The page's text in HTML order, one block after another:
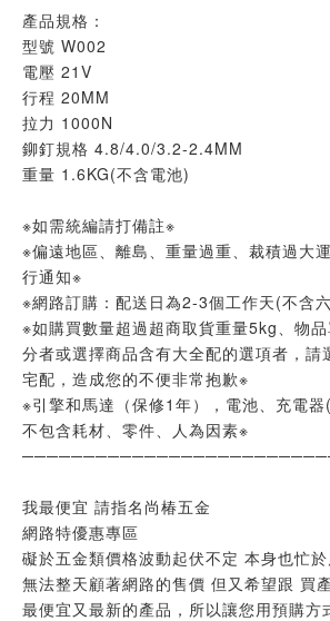
產品規格：
型號 W002
電壓 21V
行程 20MM
拉力 1000N
鉚釘規格 4.8/4.0/3.2-2.4MM
重量 1.6KG(不含電池)
※如需統編請打備註※
※偏遠地區、離島、重量過重、裁積過大
行通知※
※網路訂購：配送日為2-3個工作天(不含
※如購買數量超過超商取貨重量5kg、物
分者或選擇商品含有大全配的選項者，請
宅配，造成您的不便非常抱歉※
※引擎和馬達（保修1年），電池、充電
不包含耗材、零件、人為因素※
我最便宜 請指名尚椿五金
網路特優惠專區
礙於五金類價格波動起伏不定 本身也忙於
無法整天顧著網路的售價 但又希望跟 買
最便宜又最新的產品，所以讓您用預購方